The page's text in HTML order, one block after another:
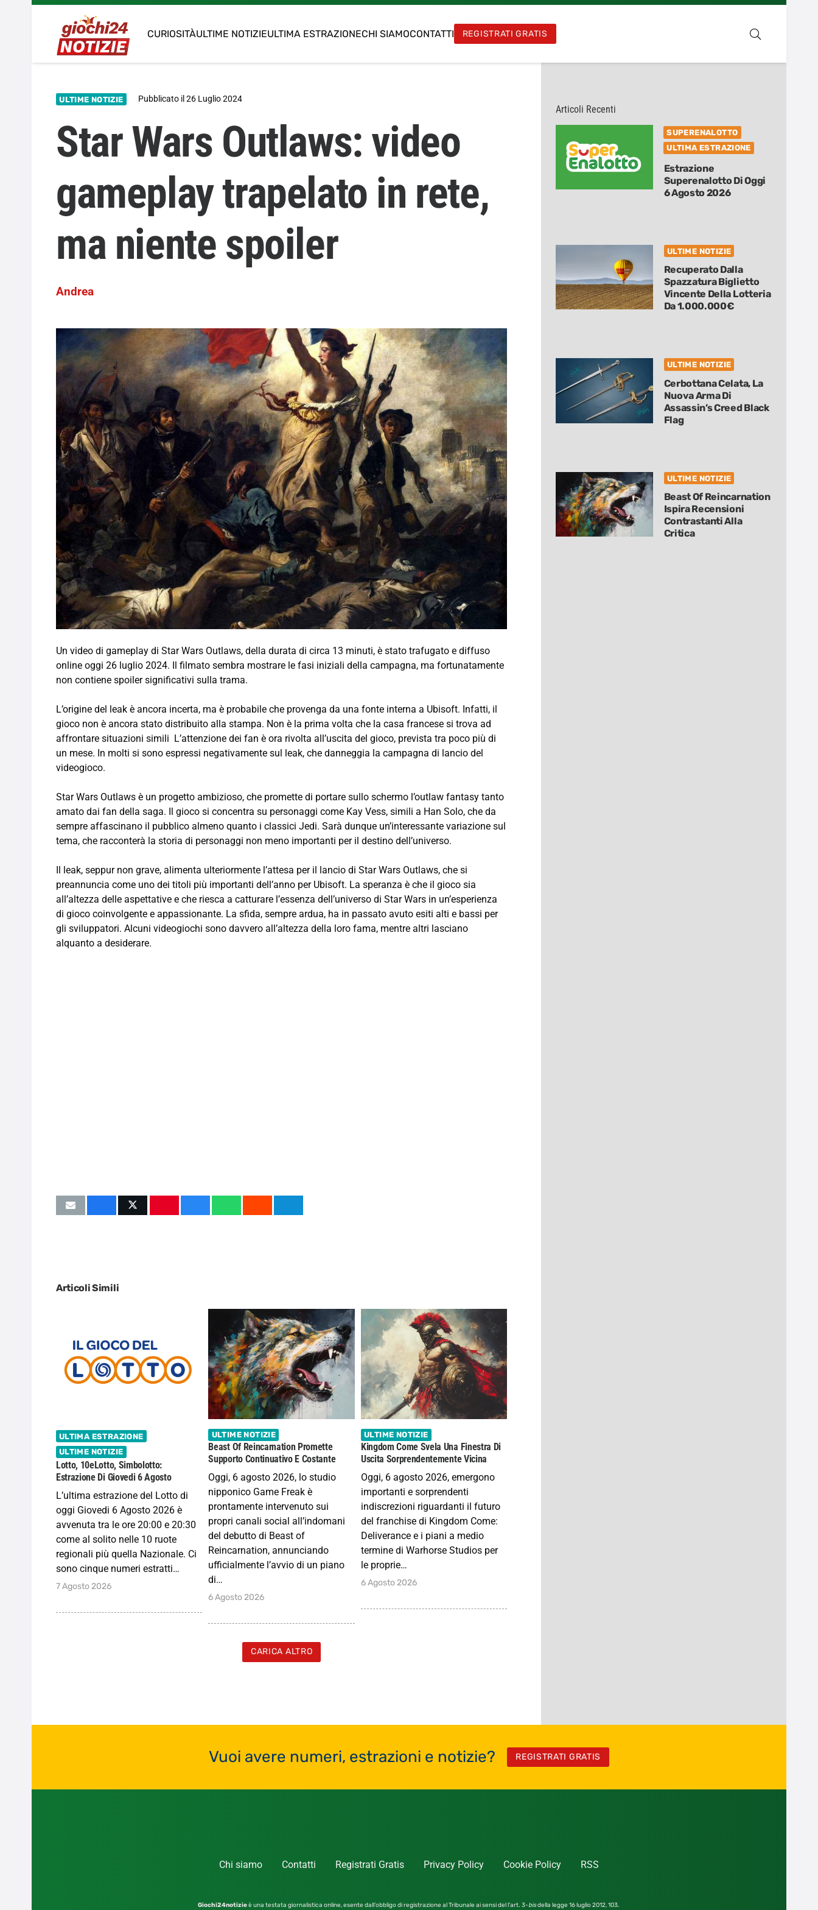
CURIOSITÀULTIME NOTIZIEULTIMA ESTRAZIONECHI SIAMOCONTATTI REGISTRATI GRATIS
ULTIME NOTIZIE Pubblicato il26 Luglio 2024
Star Wars Outlaws: video
gameplay trapelato in rete,
ma niente spoiler
Andrea
Un video di gameplay di Star Wars Outlaws, della durata di circa 13 minuti, è stato trafugato e diffuso
online oggi 26 luglio 2024. Il filmato sembra mostrare le fasi iniziali della campagna, ma fortunatamente
non contiene spoiler significativi sulla trama.
L’origine del leak è ancora incerta, ma è probabile che provenga da una fonte interna a Ubisoft. Infatti, il
gioco non è ancora stato distribuito alla stampa. Non è la prima volta che la casa francese si trova ad
affrontare situazioni simili L’attenzione dei fan è ora rivolta all’uscita del gioco, prevista tra poco più di
un mese. In molti si sono espressi negativamente sul leak, che danneggia la campagna di lancio del
videogioco.
Star Wars Outlaws è un progetto ambizioso, che promette di portare sullo schermo l’outlaw fantasy tanto
amato dai fan della saga. Il gioco si concentra su personaggi come Kay Vess, simili a Han Solo, che da
sempre affascinano il pubblico almeno quanto i classici Jedi. Sarà dunque un’interessante variazione sul
tema, che racconterà la storia di personaggi non meno importanti per il destino dell’universo.
Il leak, seppur non grave, alimenta ulteriormente l’attesa per il lancio di Star Wars Outlaws, che si
preannuncia come uno dei titoli più importanti dell’anno per Ubisoft. La speranza è che il gioco sia
all’altezza delle aspettative e che riesca a catturare l’essenza dell’universo di Star Wars in un’esperienza
di gioco coinvolgente e appassionante. La sfida, sempre ardua, ha in passato avuto esiti alti e bassi per
gli sviluppatori. Alcuni videogiochi sono davvero all’altezza della loro fama, mentre altri lasciano
alquanto a desiderare.
Articoli Simili
ULTIMA ESTRAZIONE
ULTIME NOTIZIE
Lotto, 10eLotto, Simbolotto:
Estrazione Di Giovedi 6 Agosto
L’ultima estrazione del Lotto di
oggi Giovedi 6 Agosto 2026 è
avvenuta tra le ore 20:00 e 20:30
come al solito nelle 10 ruote
regionali più quella Nazionale. Ci
sono cinque numeri estratti…
7 Agosto 2026
ULTIME NOTIZIE
Beast Of Reincarnation Promette
Supporto Continuativo E Costante
Oggi, 6 agosto 2026, lo studio
nipponico Game Freak è
prontamente intervenuto sui
propri canali social all’indomani
del debutto di Beast of
Reincarnation, annunciando
ufficialmente l’avvio di un piano
di…
6 Agosto 2026
ULTIME NOTIZIE
Kingdom Come Svela Una Finestra Di
Uscita Sorprendentemente Vicina
Oggi, 6 agosto 2026, emergono
importanti e sorprendenti
indiscrezioni riguardanti il futuro
del franchise di Kingdom Come:
Deliverance e i piani a medio
termine di Warhorse Studios per
le proprie…
6 Agosto 2026
CARICA ALTRO
Articoli Recenti
SUPERENALOTTO
ULTIMA ESTRAZIONE
Estrazione
Superenalotto Di Oggi
6 Agosto 2026
ULTIME NOTIZIE
Recuperato Dalla
Spazzatura Biglietto
Vincente Della Lotteria
Da 1.000.000€
ULTIME NOTIZIE
Cerbottana Celata, La
Nuova Arma Di
Assassin’s Creed Black
Flag
ULTIME NOTIZIE
Beast Of Reincarnation
Ispira Recensioni
Contrastanti Alla
Critica
Vuoi avere numeri, estrazioni e notizie? REGISTRATI GRATIS
Chi siamo Contatti Registrati Gratis Privacy Policy Cookie Policy RSS
Giochi24notizieè una testata giornalistica online, esente dall’obbligo di registrazione al Tribunale ai sensi del l’art. 3-bisdella legge 16 luglio 2012,103.